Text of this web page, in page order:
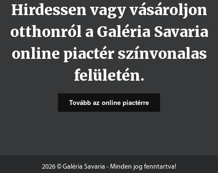
Hirdessen vagy vásároljon
otthonról a Galéria Savaria
online piactér színvonalas
felületén.
Tovább az online piactérre
2026 © Galéria Savaria - Minden jog fenntartva!